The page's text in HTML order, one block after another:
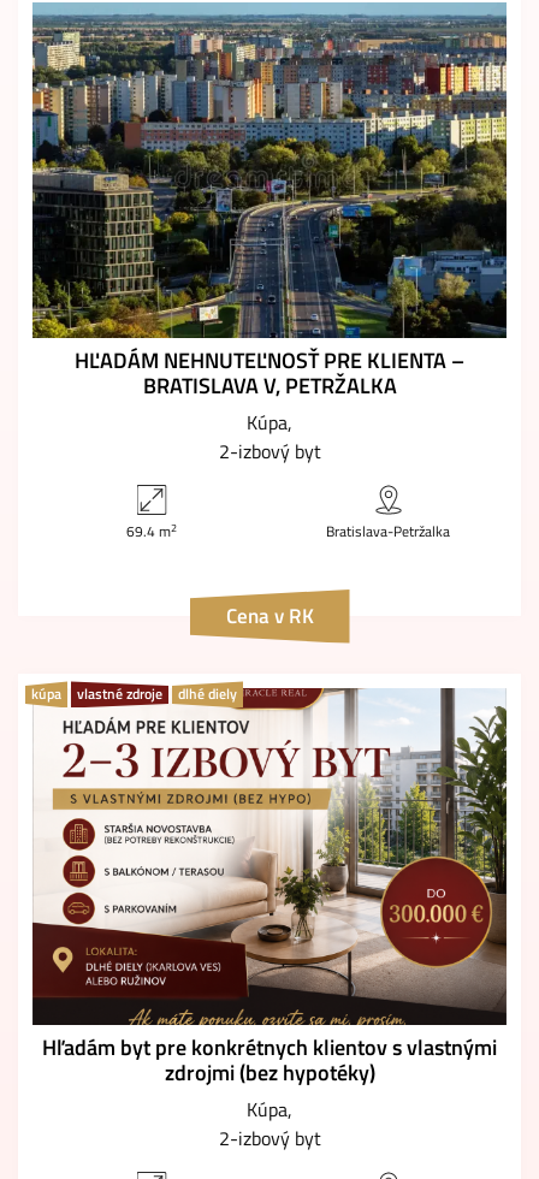
HĽADÁM NEHNUTEĽNOSŤ PRE KLIENTA –
BRATISLAVA V, PETRŽALKA
Kúpa
2-izbový byt
69.4 m2 Bratislava-Petržalka
Cena v RK
kúpa vlastné zdroje dlhé diely
Hľadám byt pre konkrétnych klientov s vlastnými
zdrojmi (bez hypotéky)
Kúpa
2-izbový byt